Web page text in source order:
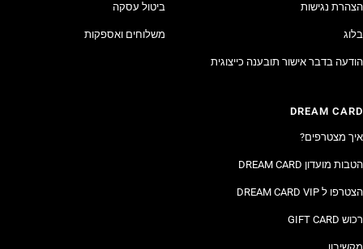
הצהרת נגישות
בלוג
הודעה בדבר אישור תובענה כייצוגית
ביטול עסקה
משלוחים ואספקות
DREAM CARD
איך מצטרפים?
הטבות מועדון DREAM CARD
הצטרפו ל DREAM CARD VIP
רכוש GIFT CARD